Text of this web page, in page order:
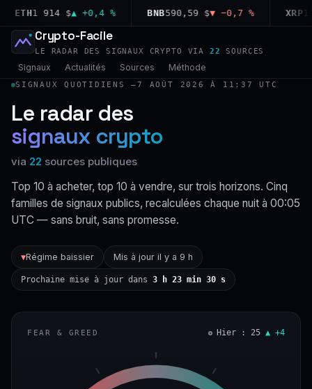
1 914 $▲ +0,4 % BNB590,59 $▼ −0,7 % XRP
Crypto-Facile
LE RADAR DES SIGNAUX CRYPTO VIA 22 SOURCES
Signaux Actualités Sources Méthode
SIGNAUX QUOTIDIENS —7 AOÛT 2026 À 11:37 UTC
Le radar des
signaux crypto
via 22 sources publiques
Top 10 à acheter, top 10 à vendre, sur trois horizons. Cinq
familles de signaux publics, recalculées chaque nuit à 00:05
UTC — sans bruit, sans promesse.
▼Régime baissier Mis à jour il y a 9 h
Prochaine mise à jour dans 3 h 23 min 29 s
FEAR & GREED Hier : 25 ▲ +4